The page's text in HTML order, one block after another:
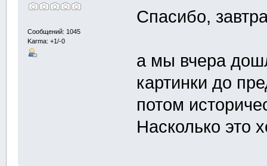
Сообщений: 1045
Karma: +1/-0
Спасибо,
а мы вчера
картинки до
потом
Насколько это